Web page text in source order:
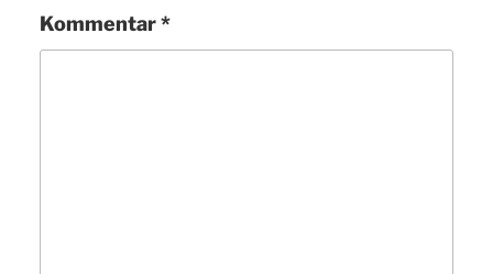
Kommentar*